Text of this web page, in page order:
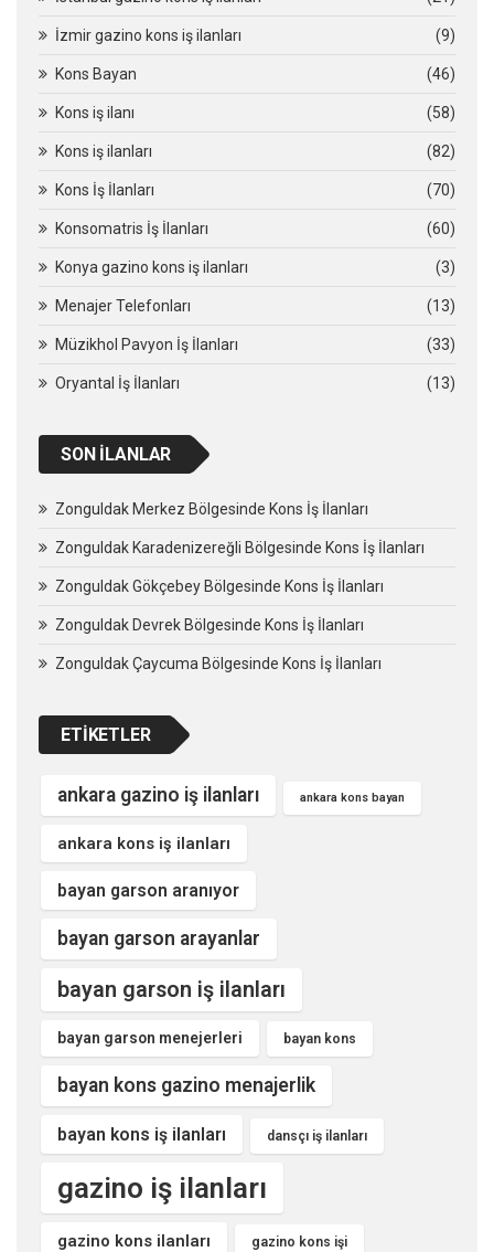
İzmir gazino kons iş ilanları (9)
Kons Bayan (46)
Kons iş ilanı (58)
Kons iş ilanları (82)
Kons İş İlanları (70)
Konsomatris İş İlanları (60)
Konya gazino kons iş ilanları (3)
Menajer Telefonları (13)
Müzikhol Pavyon İş İlanları (33)
Oryantal İş İlanları (13)
SON İLANLAR
Zonguldak Merkez Bölgesinde Kons İş İlanları
Zonguldak Karadenizereğli Bölgesinde Kons İş İlanları
Zonguldak Gökçebey Bölgesinde Kons İş İlanları
Zonguldak Devrek Bölgesinde Kons İş İlanları
Zonguldak Çaycuma Bölgesinde Kons İş İlanları
ETIKETLER
ankara gazino iş ilanları ankara kons bayan
ankara kons iş ilanları
bayan garson aranıyor
bayan garson arayanlar
bayan garson iş ilanları
bayan garson menejerleri bayan kons
bayan kons gazino menajerlik
bayan kons iş ilanları dansçı iş ilanları
gazino iş ilanları
gazino kons ilanları gazino kons işi